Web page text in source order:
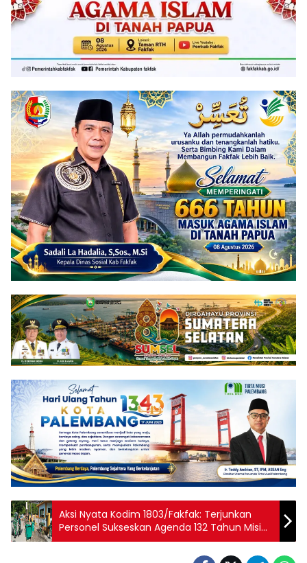
Aksi Nyata Kodim 1803/Fakfak: Terjunkan
Personel Sukseskan Agenda 132 Tahun Misi
Katolik